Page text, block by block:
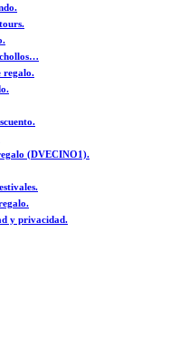
regalo.
(DVECINO1).
y privacidad.